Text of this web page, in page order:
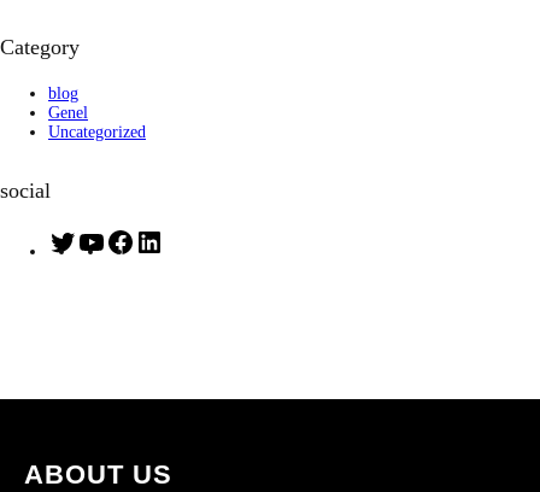
Category
blog
Genel
Uncategorized
social
T
w
Y
o
F
a
ABOUT US